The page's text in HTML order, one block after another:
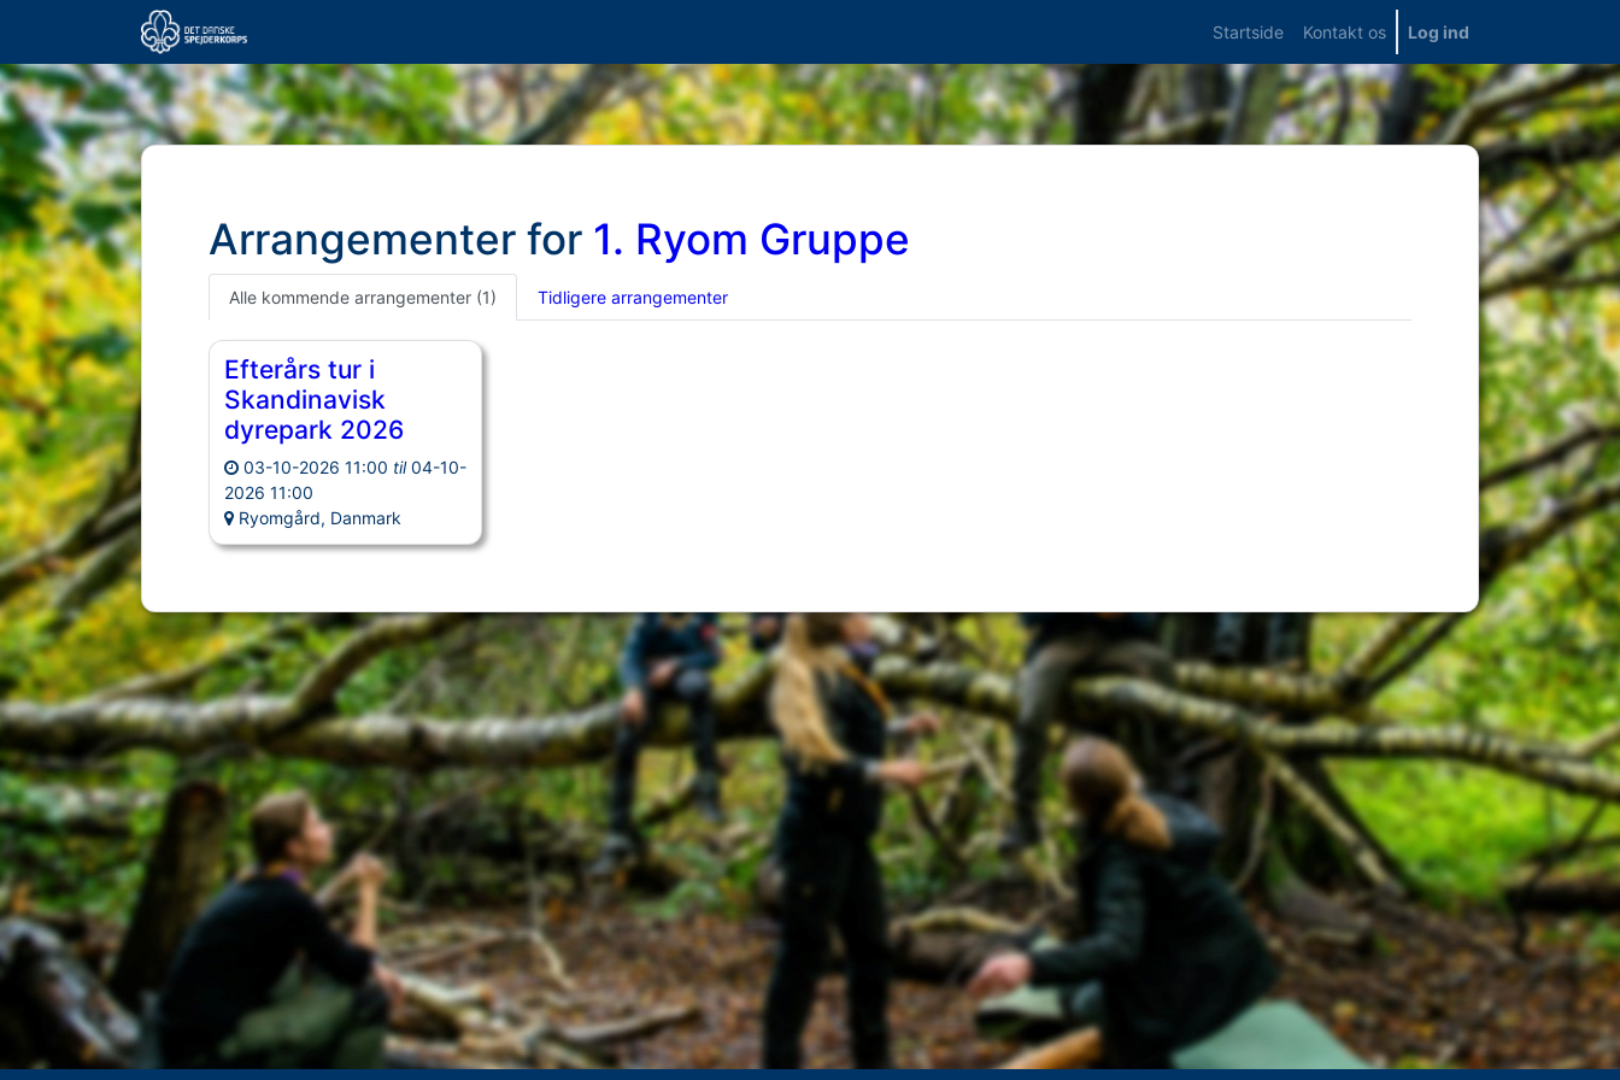
Startside Kontakt os Log ind
Arrangementer for 1. Ryom Gruppe
Alle kommende arrangementer (1) Tidligere arrangementer
Efterårs tur i
Skandinavisk
dyrepark 2026
03-10-2026 11:00 til 04-10-
2026 11:00
Ryomgård, Danmark